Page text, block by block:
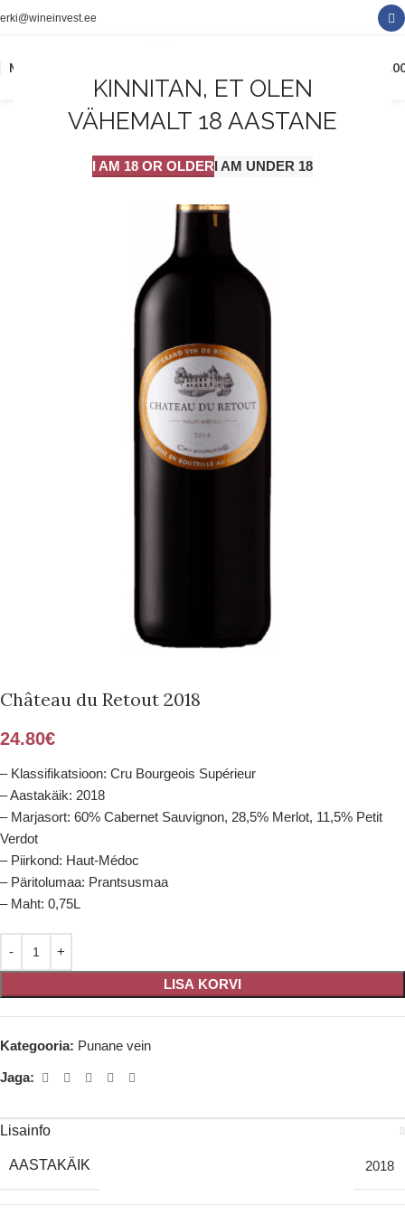
KINNITAN, ET OLEN
VÄHEMALT 18 AASTANE
I AM 18 OR OLDERI AM UNDER 18
erki@wineinvest.ee
MENÜÜ
Château du Retout 2018
24.80€
– Klassifikatsioon: Cru Bourgeois Supérieur
– Aastakäik: 2018
– Marjasort: 60% Cabernet Sauvignon, 28,5% Merlot, 11,5% Petit
Verdot
– Piirkond: Haut-Médoc
– Päritolumaa: Prantsusmaa
– Maht: 0,75L
LISA KORVI
Kategooria: Punane vein
Jaga:
Lisainfo
AASTAKÄIK 2018